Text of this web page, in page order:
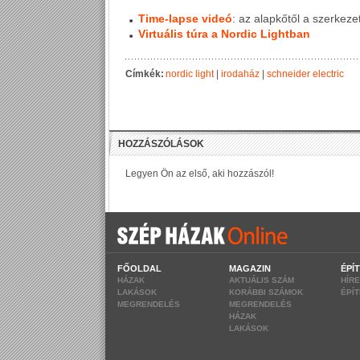
Time-lapse videó: az alapkőtől a
Virtuális túra a Nordic Lightban
Címkék:nordic light| irodaház schneider electric
FŐOLDAL
HÁZAK
LAKÁSOK
MEGRENDELÉS
MAGAZIN
AKTUÁLIS SZÁM
KORÁBBI SZÁMOK
MEGRENDELÉS
HÁZAK
LAKÁSOK